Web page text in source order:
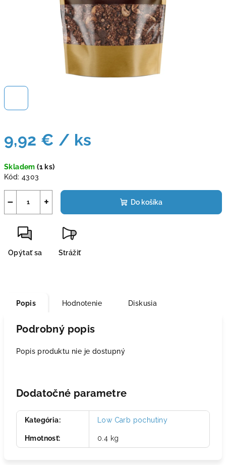
9,92 € / ks
cena:
Skladem(1 ks)
Kód: 4303
+
− Do košíka
Opýtať sa Strážiť
Popis Hodnotenie Diskusia
Podrobný popis
Popis produktu nie je dostupný
Dodatočné parametre
Kategória: Low Carb pochutiny
Hmotnosť: 0.4 kg